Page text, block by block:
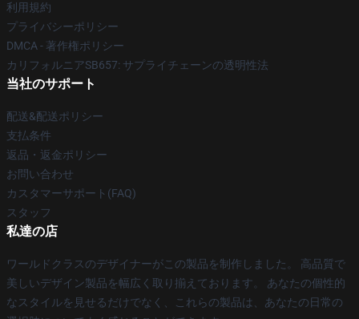
利用規約
プライバシーポリシー
DMCA - 著作権ポリシー
カリフォルニアSB657: サプライチェーンの透明性法
当社のサポート
配送&配送ポリシー
支払条件
返品・返金ポリシー
お問い合わせ
カスタマーサポート(FAQ)
スタッフ
私達の店
ワールドクラスのデザイナーがこの製品を制作しました。 高品質で
美しいデザイン製品を幅広く取り揃えております。 あなたの個性的
なスタイルを見せるだけでなく、これらの製品は、あなたの日常の